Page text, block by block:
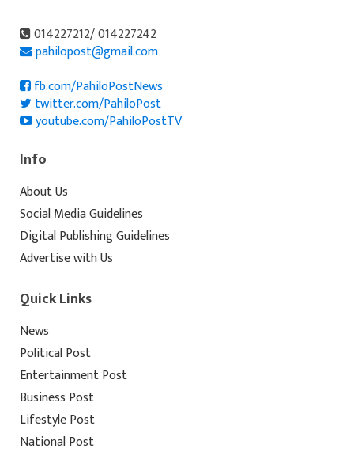
014227212/ 014227242
pahilopost@gmail.com
fb.com/PahiloPostNews
twitter.com/PahiloPost
youtube.com/PahiloPostTV
Info
About Us
Social Media Guidelines
Digital Publishing Guidelines
Advertise with Us
Quick Links
News
Political Post
Entertainment Post
Business Post
Lifestyle Post
National Post